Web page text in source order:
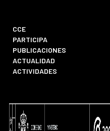
CCE
PARTICIPA
PUBLICACIONES
ACTUALIDAD
ACTIVIDADES